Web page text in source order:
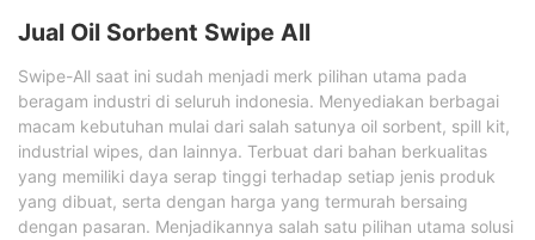
Jual Oil Sorbent Swipe All
Swipe-All saat ini sudah menjadi merk pilihan utama pada
beragam industri di seluruh indonesia. Menyediakan berbagai
macam kebutuhan mulai dari salah satunya oil sorbent, spill kit,
industrial wipes, dan lainnya. Terbuat dari bahan berkualitas
yang memiliki daya serap tinggi terhadap setiap jenis produk
yang dibuat, serta dengan harga yang termurah bersaing
dengan pasaran. Menjadikannya salah satu pilihan utama solusi